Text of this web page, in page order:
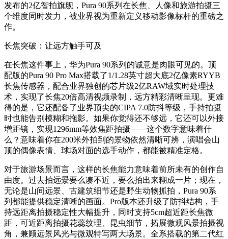
发布的2亿智拍旗舰，Pura 90系列在长焦、人像和旅游拍摄三
个维度同时发力，被业界视为重新定义移动影像标杆的重磅之
作。
长焦突破：让远方触手可及
在长焦这件事上，华为Pura 90系列的诚意是肉眼可见的。顶
配版的Pura 90 Pro Max搭载了1/1.28英寸超大底2亿像素RYYB
长焦传感器，配合业界独创的芯片级2亿RAW域实时处理技
术，实现了长焦20倍高清视频录制，远方精彩清晰呈现。更难
得的是，它还配备了业界顶尖的CIPA 7.0防抖等级，手持拍摄
时也能告别模糊和拖影。如果你觉得还不够远，它还可以外接
增距镜，实现1296mm等效焦距拍摄——这个数字意味着什
么？意味着你在200米外拍到的景物依然清晰可辨，演唱会山
顶的偶像表情、球场对面的选手动作，都能被精准定格。
对于旅游场景而言，这样的长焦能力意味着前所未有的创作自
由度。过去拍远景要么凑不近，要么拍出来糊成一片；现在，
无论是山间远景、古建筑细节还是野生动物抓拍，Pura 90系
列都能提供稳定清晰的画面。Pro版本还升级了防抖结构，手
持远距离拍摄稳定性大幅提升，同时支持5cm超近距长焦微
距，可近距离拍摄花蕊纹理、昆虫细节，拓展微观风景拍摄视
角，兼顾远景风光与微观特写两大场景。全系搭载的第二代红